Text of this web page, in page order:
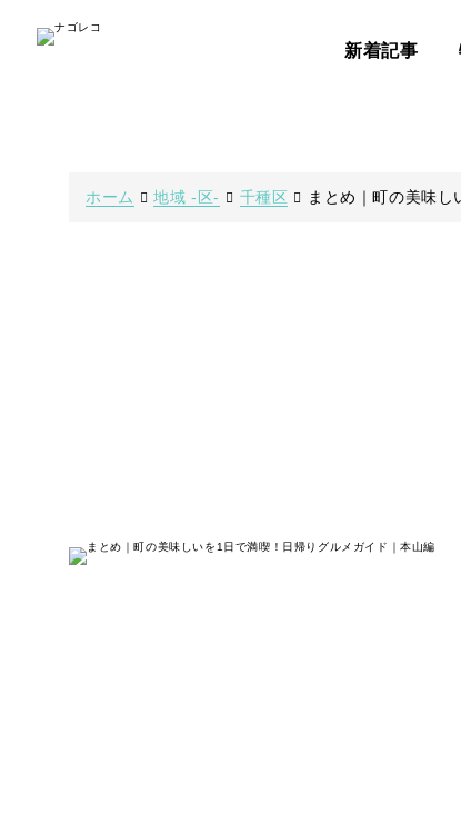
新着記事
ホーム 地域 -区- 千種区 まとめ｜町の美味